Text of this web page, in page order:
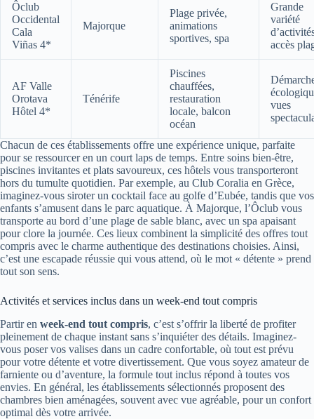
Ôclub
Occidental
Cala
Viñas 4*
Majorque
Plage privée,
animations
sportives, spa
Grande
variété
accès
AF Valle
Orotava
Hôtel 4*
Ténérife
Piscines
chauffées,
restauration
locale, balcon
océan
vues
Chacun de ces établissements offre une expérience unique, parfaite
pour se ressourcer en un court laps de temps. Entre soins bien-être,
piscines invitantes et plats savoureux, ces hôtels vous transporteront
hors du tumulte quotidien. Par exemple, au Club Coralia en Grèce,
imaginez-vous siroter un cocktail face au golfe d’Eubée, tandis que vos
enfants s’amusent dans le parc aquatique. À Majorque, l’Ôclub vous
transporte au bord d’une plage de sable blanc, avec un spa apaisant
pour clore la journée. Ces lieux combinent la simplicité des offres tout
compris avec le charme authentique des destinations choisies. Ainsi,
c’est une escapade réussie qui vous attend, où le mot « détente » prend
tout son sens.
Activités et services inclus dans un week-end tout compris
Partir en week-end tout compris, c’est s’offrir la liberté de profiter
pleinement de chaque instant sans s’inquiéter des détails. Imaginez-
vous poser vos valises dans un cadre confortable, où tout est prévu
pour votre détente et votre divertissement. Que vous soyez amateur de
farniente ou d’aventure, la formule tout inclus répond à toutes vos
envies. En général, les établissements sélectionnés proposent des
chambres bien aménagées, souvent avec vue agréable, pour un confort
optimal dès votre arrivée.